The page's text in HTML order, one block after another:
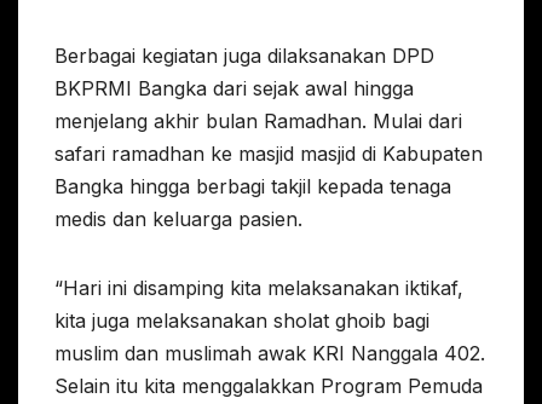
Berbagai kegiatan juga dilaksanakan DPD
BKPRMI Bangka dari sejak awal hingga
menjelang akhir bulan Ramadhan. Mulai dari
safari ramadhan ke masjid masjid di Kabupaten
Bangka hingga berbagi takjil kepada tenaga
medis dan keluarga pasien.
“Hari ini disamping kita melaksanakan iktikaf,
kita juga melaksanakan sholat ghoib bagi
muslim dan muslimah awak KRI Nanggala 402.
Selain itu kita menggalakkan Program Pemuda